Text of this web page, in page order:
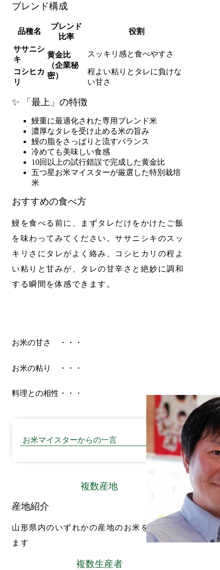
ブレンド構成
品種名
ブレンド
比率
役割
ササニシ
キ
黄金比
（企業秘
密）
スッキリ感と食べやすさ
コシヒカ
リ
程よい粘りとタレに負けな
い甘さ
✨ 「最上」の特徴
鰻重に最適化された専用ブレンド米
濃厚なタレを受け止める米の旨み
鰻の脂をさっぱりと流すバランス
冷めても美味しい食感
10回以上の試行錯誤で完成した黄金比
五つ星お米マイスターが厳選した特別栽培
米
おすすめの食べ方
鰻を食べる前に、まずタレだけをかけたご飯
を味わってみてください。ササニシキのスッ
キリさにタレがよく絡み、コシヒカリの程よ
い粘りと甘みが、タレの甘辛さと絶妙に調和
する瞬間を体感できます。
お米の甘さ ・・・
お米の粘り ・・・
料理との相性 ・・・
お米マイスターからの一言
複数産地
産地紹介
山形県内のいずれかの産地のお米をお届けし
ます
複数生産者